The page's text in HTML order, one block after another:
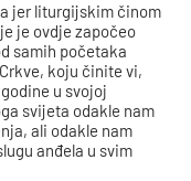
jer liturgijskim činom
je ovdje započeo
samih početaka
koju činite vi,
u svojoj
svijeta odakle nam
ali odakle nam
anđela u svim